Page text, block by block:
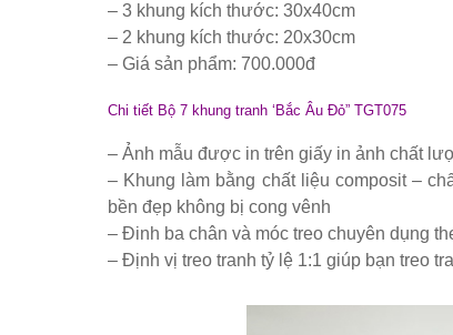
Ghế Eames chân gỗ bọc vải bố xanh xám GLM27-
Ghế chân xoay mặt ngồi đệm GLM48-ghế tiếp khách,
– 3 khung kích thước: 30x40cm
– 2 khung kích thước: 20x30cm
– Giá sản phẩm: 700.000đ
Chi tiết Bộ 7 khung tranh ‘Bắc Âu Đỏ” TGT075
– Ảnh mẫu được in trên giấy in ảnh chất
– Khung làm bằng chất liệu composit –
bền đẹp không bị cong vênh
– Đinh ba chân và móc treo chuyên dụng
– Định vị treo tranh tỷ lệ 1:1 giúp bạn treo